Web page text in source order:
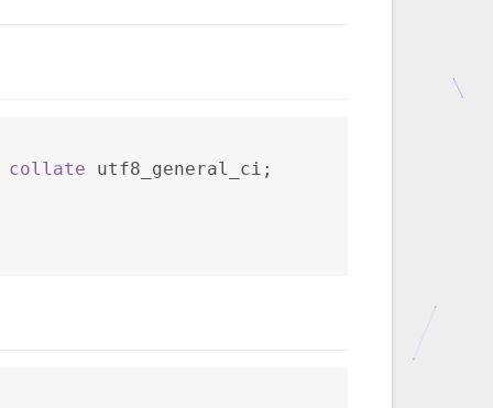
collate utf8_general_ci;